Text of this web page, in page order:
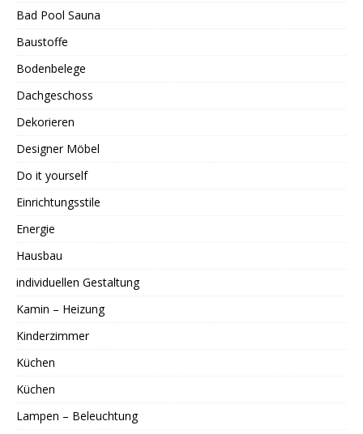
Bad Pool Sauna
Baustoffe
Bodenbelege
Dachgeschoss
Dekorieren
Designer Möbel
Do it yourself
Einrichtungsstile
Energie
Hausbau
individuellen Gestaltung
Kamin – Heizung
Kinderzimmer
Küchen
Küchen
Lampen – Beleuchtung